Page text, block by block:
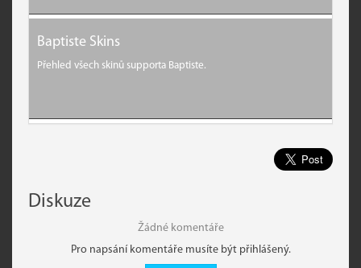
Baptiste Skins
Přehled všech skinů supporta Baptiste.
Diskuze
Žádné komentáře
Pro napsání komentáře musíte být přihlášený.